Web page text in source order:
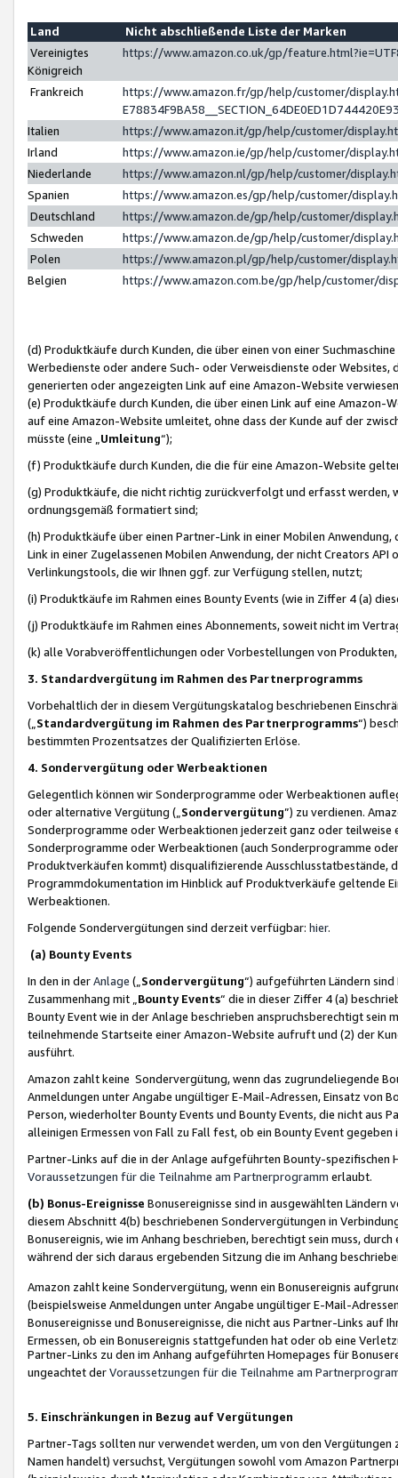
Land
Nicht abschließende Liste der Marken
Vereinigtes
Königreich
https://www.amazon.co.uk/gp/
Frankreich
https://www.amazon.fr/gp/help/customer/
Italien
https://www.amazon.it/gp/help/customer/
Irland
https://www.amazon.ie/gp/help/customer/
Niederlande
https://www.amazon.nl/gp/help/customer/
Spanien
https://www.amazon.es/gp/help/customer/
Deutschland
https://www.amazon.de/gp/help/customer/
Schweden
https://www.amazon.de/gp/help/customer/
Polen
https://www.amazon.pl/gp/help/customer/
Belgien
https://www.amazon.com.be/gp/help/customer/
(d) Produktkäufe durch Kunden, die über einen von einer
Werbedienste oder andere Such- oder Verweisdienste oder Websites,
generierten oder angezeigten Link auf eine Amazon-Website
(e) Produktkäufe durch Kunden, die über einen Link auf eine
auf eine Amazon-Website umleitet, ohne dass der Kunde auf der
müsste (eine „ Umleitung“);
(f) Produktkäufe durch Kunden, die die für eine Amazon-Website
(g) Produktkäufe, die nicht richtig zurückverfolgt und erfasst werden,
ordnungsgemäß formatiert sind;
(h) Produktkäufe über einen Partner-Link in einer Mobilen
Link in einer Zugelassenen Mobilen Anwendung, der nicht Creators
Verlinkungstools, die wir Ihnen ggf. zur Verfügung stellen, nutzt;
(i) Produktkäufe im Rahmen eines Bounty Events (wie in Ziffer 4 (a)
(j) Produktkäufe im Rahmen eines Abonnements, soweit nicht im
(k) alle Vorabveröffentlichungen oder Vorbestellungen von
3. Standardvergütung im Rahmen des Partnerprogramms
Vorbehaltlich der in diesem Vergütungskatalog beschriebenen
(„ Standardvergütung im Rahmen des Partnerprogramms“)
bestimmten Prozentsatzes der Qualifizierten Erlöse.
4. Sondervergütung oder Werbeaktionen
Gelegentlich können wir Sonderprogramme oder Werbeaktionen
oder alternative Vergütung („ Sondervergütung”) zu verdienen.
Sonderprogramme oder Werbeaktionen jederzeit ganz oder
Sonderprogramme oder Werbeaktionen (auch Sonderprogramme
Produktverkäufen kommt) disqualifizierende Ausschlusstatbestände,
Programmdokumentation im Hinblick auf Produktverkäufe geltende
Werbeaktionen.
Folgende Sondervergütungen sind derzeit verfügbar: hier.
(a) Bounty Events
In den in derAnlage („ Sondervergütung“) aufgeführten Ländern
Zusammenhang mit „ Bounty Events“ die in dieser Ziffer 4 (a)
Bounty Event wie in der Anlage beschrieben anspruchsberechtigt sein
teilnehmende Startseite einer Amazon-Website aufruft und (2) der
ausführt.
Amazon zahlt keine Sondervergütung, wenn das zugrundeliegende
Anmeldungen unter Angabe ungültiger E-Mail-Adressen, Einsatz von
Person, wiederholter Bounty Events und Bounty Events, die nicht
alleinigen Ermessen von Fall zu Fall fest, ob ein Bounty Event
Partner-Links auf die in der Anlage aufgeführten Bounty-spezifischen
Voraussetzungen für die Teilnahme am Partnerprogramm erlaubt.
(b) Bonus-Ereignisse Bonusereignisse sind in ausgewählten Ländern
diesem Abschnitt 4(b) beschriebenen Sondervergütungen in
Bonusereignis, wie im Anhang beschrieben, berechtigt sein muss,
während der sich daraus ergebenden Sitzung die im Anhang
Amazon zahlt keine Sondervergütung, wenn ein Bonusereignis
(beispielsweise Anmeldungen unter Angabe ungültiger E-Mail-
Bonusereignisse und Bonusereignisse, die nicht aus Partner-Links auf
Ermessen, ob ein Bonusereignis stattgefunden hat oder ob eine
Partner-Links zu den im Anhang aufgeführten Homepages für
ungeachtet derVoraussetzungen für die Teilnahme am
5. Einschränkungen in Bezug auf Vergütungen
Partner-Tags sollten nur verwendet werden, um von den
Namen handelt) versuchst, Vergütungen sowohl vom Amazon